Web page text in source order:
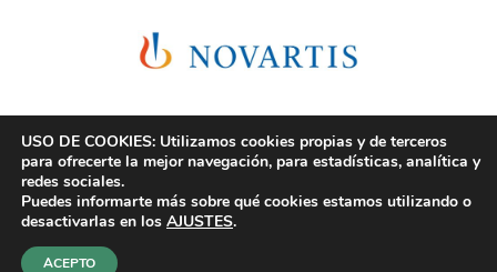
© Copyright 2026 ASENDHI - Asociación de Enfermos
USO DE COOKIES: Utilizamos cookies propias y de terceros
para ofrecerte la mejor navegación, para estadísticas, analítica y
redes sociales.
Puedes informarte más sobre qué cookies estamos utilizando o
desactivarlas en los AJUSTES.
ACEPTO